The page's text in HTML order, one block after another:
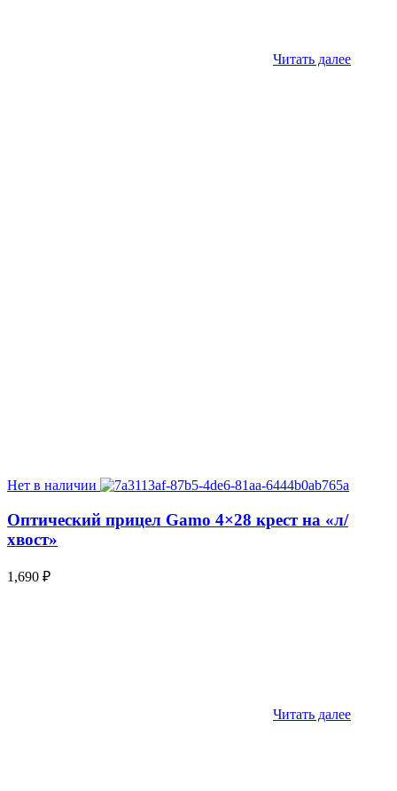
Читать далее
Нет в наличии
Оптический прицел Gamo 4×28 крест на «л/
хвост»
1,690 ₽
Читать далее